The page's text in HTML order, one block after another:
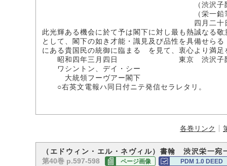
（渋沢子爵家所
（栄一鉛筆
四月二十日一
此光輝ある機会に於て予は閣下に対し最も熱誠なる
として、閣下の如き才能・識見及び品性を具備せら
にある貴国民の統御に臨まるゝを見て、衷心より満
昭和四年三月四日 東京 渋沢子
ワシントン、デイ・シー
大統領フーヴアー閣下
○右英文電報ハ同日付ニテ発信セラレタリ。
各巻リンク
（エドウィン・エル・ネヴィル）書翰 渋沢栄一宛
第40巻 p.597-598 ページ画像 PDM 1.0 DEED